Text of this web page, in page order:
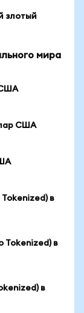
злотый
мира
США
США
Tokenized) в
Tokenized) в
в